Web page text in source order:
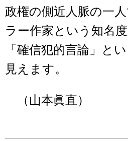
政権の側近人脈の一
ラー作家という知名度
「確信犯的言論」と
見えます。
（山本眞直）